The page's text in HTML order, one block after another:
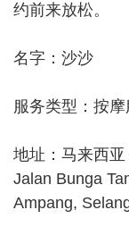
约前来放松。
名字：沙沙
服务类型：按摩
地址：马来西
Jalan Bunga
Ampang,